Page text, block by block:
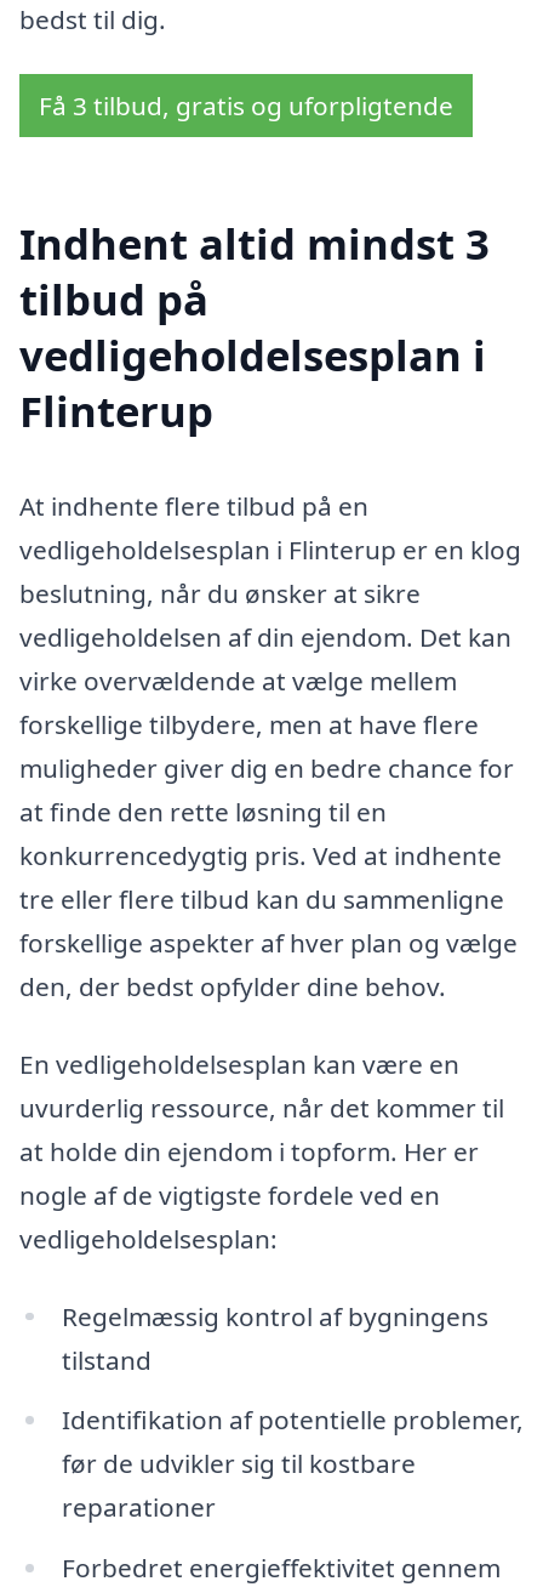
bedst til dig.
Få 3 tilbud, gratis og uforpligtende
Indhent altid mindst 3
tilbud på
vedligeholdelsesplan i
Flinterup
At indhente flere tilbud på en
vedligeholdelsesplan i Flinterup er en klog
beslutning, når du ønsker at sikre
vedligeholdelsen af din ejendom. Det kan
virke overvældende at vælge mellem
forskellige tilbydere, men at have flere
muligheder giver dig en bedre chance for
at finde den rette løsning til en
konkurrencedygtig pris. Ved at indhente
tre eller flere tilbud kan du sammenligne
forskellige aspekter af hver plan og vælge
den, der bedst opfylder dine behov.
En vedligeholdelsesplan kan være en
uvurderlig ressource, når det kommer til
at holde din ejendom i topform. Her er
nogle af de vigtigste fordele ved en
vedligeholdelsesplan:
Regelmæssig kontrol af bygningens
tilstand
Identifikation af potentielle problemer,
før de udvikler sig til kostbare
reparationer
Forbedret energieffektivitet gennem